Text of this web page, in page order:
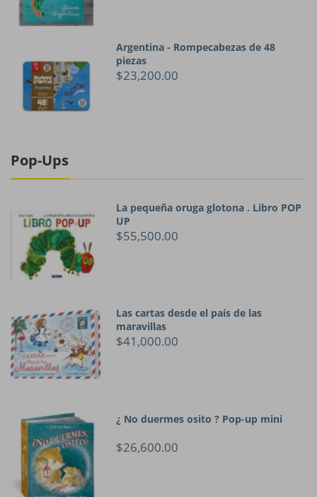
Argentina - Rompecabezas de 48
piezas
$23,200.00
Pop-Ups
La pequeña oruga glotona . Libro POP
UP
$55,500.00
Las cartas desde el país de las
maravillas
$41,000.00
¿ No duermes osito ? Pop-up mini
$26,600.00